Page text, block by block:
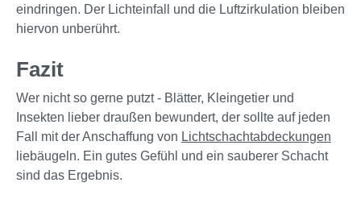
eindringen. Der Lichteinfall und die Luftzirkulation bleiben
hiervon unberührt.
Fazit
Wer nicht so gerne putzt - Blätter, Kleingetier und
Insekten lieber draußen bewundert, der sollte auf jeden
Fall mit der Anschaffung von Lichtschachtabdeckungen
liebäugeln. Ein gutes Gefühl und ein sauberer Schacht
sind das Ergebnis.